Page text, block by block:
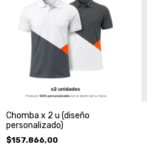
Chomba x 2 u (diseño
personalizado)
$157.866,00